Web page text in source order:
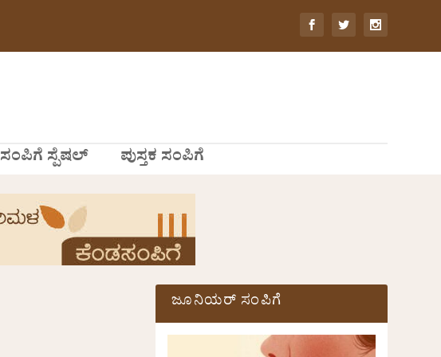
ಸಂಪಿಗೆ ಸ್ಪೆಷಲ್ ಪುಸ್ತಕ ಸಂಪಿಗೆ
ಜೂನಿಯರ್ ಸಂಪಿಗೆ